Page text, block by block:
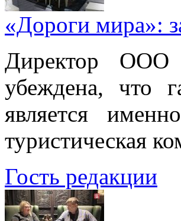
«Дороги мира»:
Директор ООО
убеждена, что
является
туристическая
Гость редакции